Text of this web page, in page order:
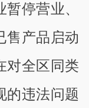
停营业、
售产品启动
对全区同类
的违法问题